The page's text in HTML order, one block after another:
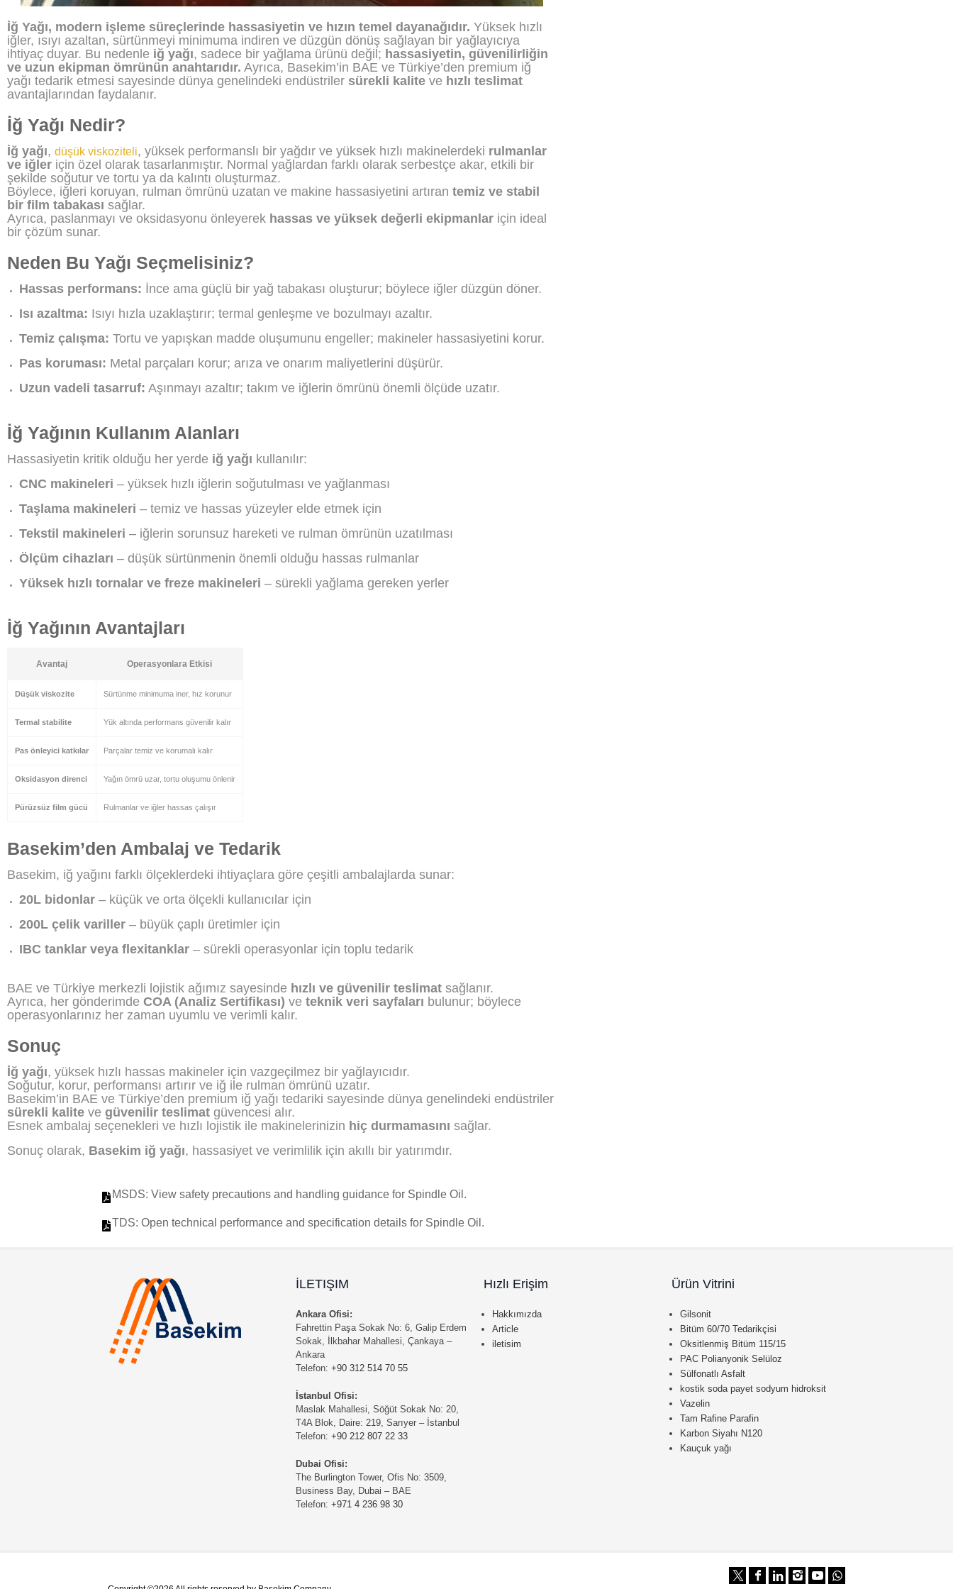
İğ Yağı, modern işleme süreçlerinde hassasiyetin ve hızın temel dayanağıdır. Yüksek hızlı
iğler, ısıyı azaltan, sürtünmeyi minimuma indiren ve düzgün dönüş sağlayan bir yağlayıcıya
ihtiyaç duyar. Bu nedenle iğ yağı, sadece bir yağlama ürünü değil; hassasiyetin, güvenilirliğin
ve uzun ekipman ömrünün anahtarıdır. Ayrıca, Basekim’in BAE ve Türkiye’den premium iğ
yağı tedarik etmesi sayesinde dünya genelindeki endüstriler sürekli kalite ve hızlı teslimat
avantajlarından faydalanır.
İğ Yağı Nedir?
İğ yağı, düşük viskoziteli, yüksek performanslı bir yağdır ve yüksek hızlı makinelerdeki rulmanlar
ve iğler için özel olarak tasarlanmıştır. Normal yağlardan farklı olarak serbestçe akar, etkili bir
şekilde soğutur ve tortu ya da kalıntı oluşturmaz.
Böylece, iğleri koruyan, rulman ömrünü uzatan ve makine hassasiyetini artıran temiz ve stabil
bir film tabakası sağlar.
Ayrıca, paslanmayı ve oksidasyonu önleyerek hassas ve yüksek değerli ekipmanlar için ideal
bir çözüm sunar.
Neden Bu Yağı Seçmelisiniz?
Hassas performans: İnce ama güçlü bir yağ tabakası oluşturur; böylece iğler düzgün döner.
Isı azaltma: Isıyı hızla uzaklaştırır; termal genleşme ve bozulmayı azaltır.
Temiz çalışma: Tortu ve yapışkan madde oluşumunu engeller; makineler hassasiyetini korur.
Pas koruması: Metal parçaları korur; arıza ve onarım maliyetlerini düşürür.
Uzun vadeli tasarruf: Aşınmayı azaltır; takım ve iğlerin ömrünü önemli ölçüde uzatır.
İğ Yağının Kullanım Alanları
Hassasiyetin kritik olduğu her yerde iğ yağı kullanılır:
CNC makineleri – yüksek hızlı iğlerin soğutulması ve yağlanması
Taşlama makineleri – temiz ve hassas yüzeyler elde etmek için
Tekstil makineleri – iğlerin sorunsuz hareketi ve rulman ömrünün uzatılması
Ölçüm cihazları – düşük sürtünmenin önemli olduğu hassas rulmanlar
Yüksek hızlı tornalar ve freze makineleri – sürekli yağlama gereken yerler
İğ Yağının Avantajları
Avantaj Operasyonlara Etkisi
Düşük viskozite Sürtünme minimuma iner, hız korunur
Termal stabilite Yük altında performans güvenilir kalır
Pas önleyici katkılar Parçalar temiz ve korumalı kalır
Oksidasyon direnci Yağın ömrü uzar, tortu oluşumu önlenir
Pürüzsüz film gücü Rulmanlar ve iğler hassas çalışır
Basekim’den Ambalaj ve Tedarik
Basekim, iğ yağını farklı ölçeklerdeki ihtiyaçlara göre çeşitli ambalajlarda sunar:
20L bidonlar – küçük ve orta ölçekli kullanıcılar için
200L çelik variller – büyük çaplı üretimler için
IBC tanklar veya flexitanklar – sürekli operasyonlar için toplu tedarik
BAE ve Türkiye merkezli lojistik ağımız sayesinde hızlı ve güvenilir teslimat sağlanır.
Ayrıca, her gönderimde COA (Analiz Sertifikası) ve teknik veri sayfaları bulunur; böylece
operasyonlarınız her zaman uyumlu ve verimli kalır.
Sonuç
İğ yağı, yüksek hızlı hassas makineler için vazgeçilmez bir yağlayıcıdır.
Soğutur, korur, performansı artırır ve iğ ile rulman ömrünü uzatır.
Basekim’in BAE ve Türkiye’den premium iğ yağı tedariki sayesinde dünya genelindeki endüstriler
sürekli kalite ve güvenilir teslimat güvencesi alır.
Esnek ambalaj seçenekleri ve hızlı lojistik ile makinelerinizin hiç durmamasını sağlar.
Sonuç olarak, Basekim iğ yağı, hassasiyet ve verimlilik için akıllı bir yatırımdır.
MSDS: View safety precautions and handling guidance for Spindle Oil.
TDS: Open technical performance and specification details for Spindle Oil.
İLETIŞIM
Ankara Ofisi:
Fahrettin Paşa Sokak No: 6, Galip Erdem
Sokak, İlkbahar Mahallesi, Çankaya –
Ankara
Telefon: +90 312 514 70 55
İstanbul Ofisi:
Maslak Mahallesi, Söğüt Sokak No: 20,
T4A Blok, Daire: 219, Sarıyer – İstanbul
Telefon: +90 212 807 22 33
Dubai Ofisi:
The Burlington Tower, Ofis No: 3509,
Business Bay, Dubai – BAE
Telefon: +971 4 236 98 30
Hızlı Erişim
Hakkımızda
Article
iletisim
Ürün Vitrini
Gilsonit
Bitüm 60/70 Tedarikçisi
Oksitlenmiş Bitüm 115/15
PAC Polianyonik Selüloz
Sülfonatlı Asfalt
kostik soda payet sodyum hidroksit
Vazelin
Tam Rafine Parafin
Karbon Siyahı N120
Kauçuk yağı